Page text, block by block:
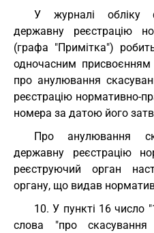
У журналі обліку
державну реєстрацію
(графа "Примітка")
одночасним
про анулювання
реєстрацію нормативно-
номера за датою його
Про анулювання
державну реєстрацію
реєструючий орган
органу, що видав
10. У пункті 16 число
слова "про